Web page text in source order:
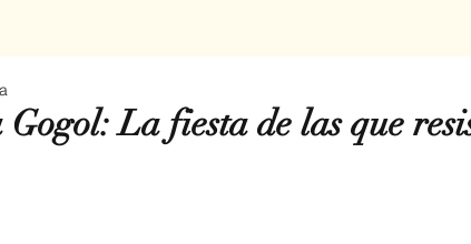
La fiesta de las que